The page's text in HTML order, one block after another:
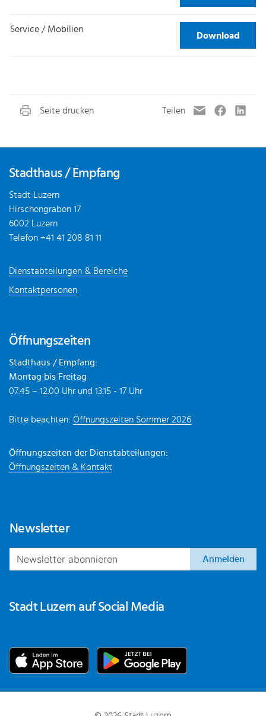
Service / Mobilien
Service /
Download
Stadthaus / Empfang
Stadt Luzern
Hirschengraben 17
6002 Luzern
Telefon +41 41 208 81 11
Dienstabteilungen & Bereiche
Kontaktpersonen
Öffnungszeiten
Stadthaus / Empfang:
Montag bis Freitag
07.45 – 12.00 Uhr und 13.15 - 17 Uhr
Bitte beachten: Öffnungszeiten Sommer 2026
Öffnungszeiten der Dienstabteilungen:
Öffnungszeiten & Kontakt
Newsletter
Anmelden
Stadt Luzern auf Social Media